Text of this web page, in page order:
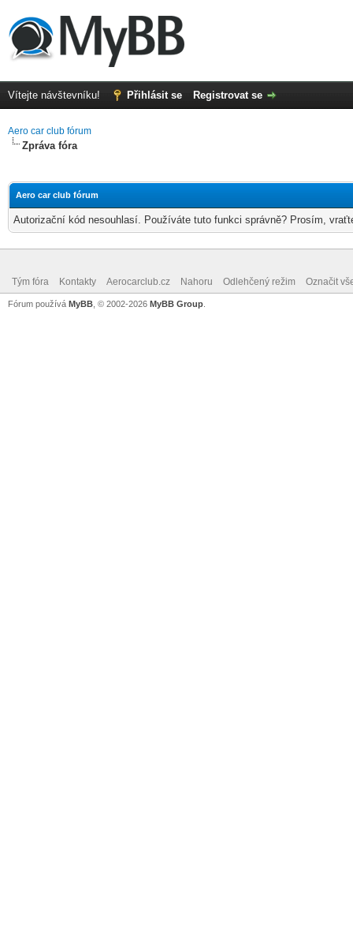
Vítejte návštevníku! Přihlásit se Registrovat se
Aero car club fórum
Zpráva fóra
Aero car club fórum
Autorizační kód nesouhlasí. Používáte tuto funkci správně? Prosím,
Tým fóra Kontakty Aerocarclub.cz Nahoru Odlehčený režim Označit
Fórum používá MyBB , © 2002-2026 MyBB Group